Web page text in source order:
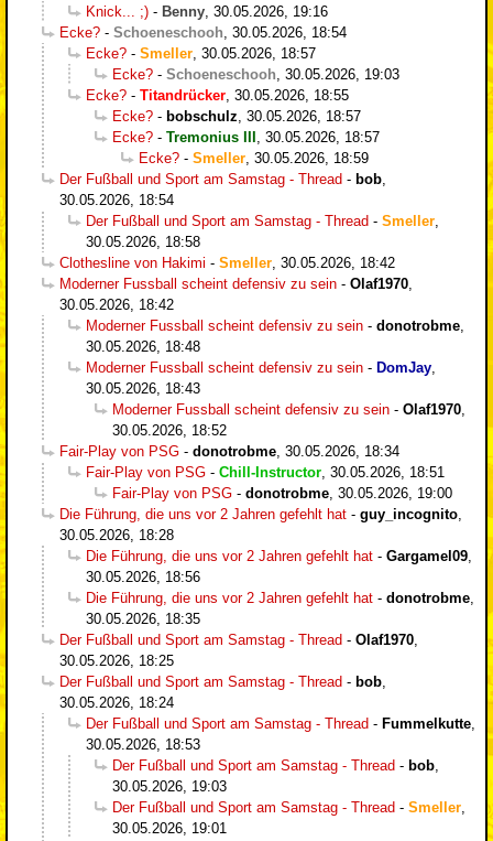
Knick... ;) - Benny 30.05.2026, 19:16
Ecke? - Schoeneschooh 30.05.2026, 18:54
Ecke? - Smeller 30.05.2026, 18:57
Ecke? - Schoeneschooh 30.05.2026, 19:03
Ecke? - Titandrücker 30.05.2026, 18:55
Ecke? - bobschulz 30.05.2026, 18:57
Ecke? - Tremonius III
30.05.2026, 18:57
Ecke? - Smeller 30.05.2026, 18:59
Der Fußball und Sport am Samstag - Thread - bob
30.05.2026, 18:54
Der Fußball und Sport am Samstag - Thread - Smeller
30.05.2026, 18:58
Clothesline von Hakimi - Smeller 30.05.2026, 18:42
Moderner Fussball scheint defensiv zu sein - Olaf1970
30.05.2026, 18:42
Moderner Fussball scheint defensiv zu sein - donotrobme
30.05.2026, 18:48
Moderner Fussball scheint defensiv zu sein - DomJay
30.05.2026, 18:43
Moderner Fussball scheint defensiv zu sein - Olaf1970
30.05.2026, 18:52
Fair-Play von PSG - donotrobme 30.05.2026, 18:34
Fair-Play von PSG - Chill-Instructor 30.05.2026, 18:51
Fair-Play von PSG - donotrobme 30.05.2026, 19:00
Die Führung, die uns vor 2 Jahren gefehlt hat - guy_incognito
30.05.2026, 18:28
Die Führung, die uns vor 2 Jahren gefehlt hat - Gargamel09
30.05.2026, 18:56
Die Führung, die uns vor 2 Jahren gefehlt hat - donotrobme
30.05.2026, 18:35
Der Fußball und Sport am Samstag - Thread - Olaf1970
30.05.2026, 18:25
Der Fußball und Sport am Samstag - Thread - bob
30.05.2026, 18:24
Der Fußball und Sport am Samstag - Thread - Fummelkutte
30.05.2026, 18:53
Der Fußball und Sport am Samstag - Thread - bob
30.05.2026, 19:03
Der Fußball und Sport am Samstag - Thread - Smeller
30.05.2026, 19:01